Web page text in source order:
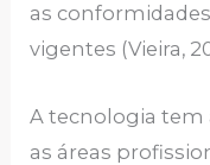
as
vigentes (Vieira,
A tecnologia
as áreas